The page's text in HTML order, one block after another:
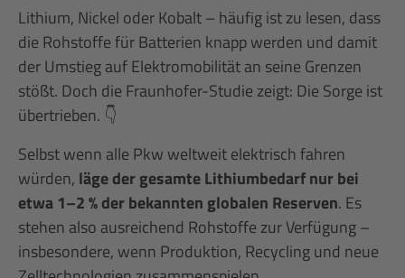
Lithium, Nickel oder Kobalt – häufig ist zu lesen, dass
die Rohstoffe für Batterien knapp werden und damit
der Umstieg auf Elektromobilität an seine Grenzen
stößt. Doch die Fraunhofer-Studie zeigt: Die Sorge ist
übertrieben. 👇
Selbst wenn alle Pkw weltweit elektrisch fahren
würden, läge der gesamte Lithiumbedarf nur bei
etwa 1–2 % der bekannten globalen Reserven. Es
stehen also ausreichend Rohstoffe zur Verfügung –
insbesondere, wenn Produktion, Recycling und neue